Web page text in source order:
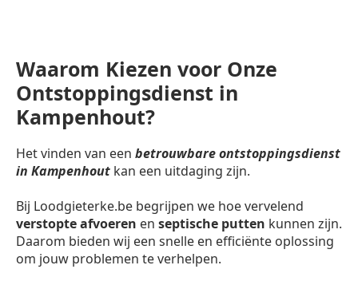
Waarom Kiezen voor Onze
Ontstoppingsdienst in
Kampenhout?
Het vinden van een betrouwbare ontstoppingsdienst
in Kampenhout kan een uitdaging zijn.
Bij Loodgieterke.be begrijpen we hoe vervelend
verstopte afvoeren en septische putten kunnen zijn.
Daarom bieden wij een snelle en efficiënte oplossing
om jouw problemen te verhelpen.